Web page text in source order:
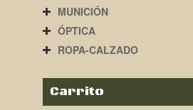
MUNICIÓN
ÓPTICA
ROPA-CALZADO
Carrito